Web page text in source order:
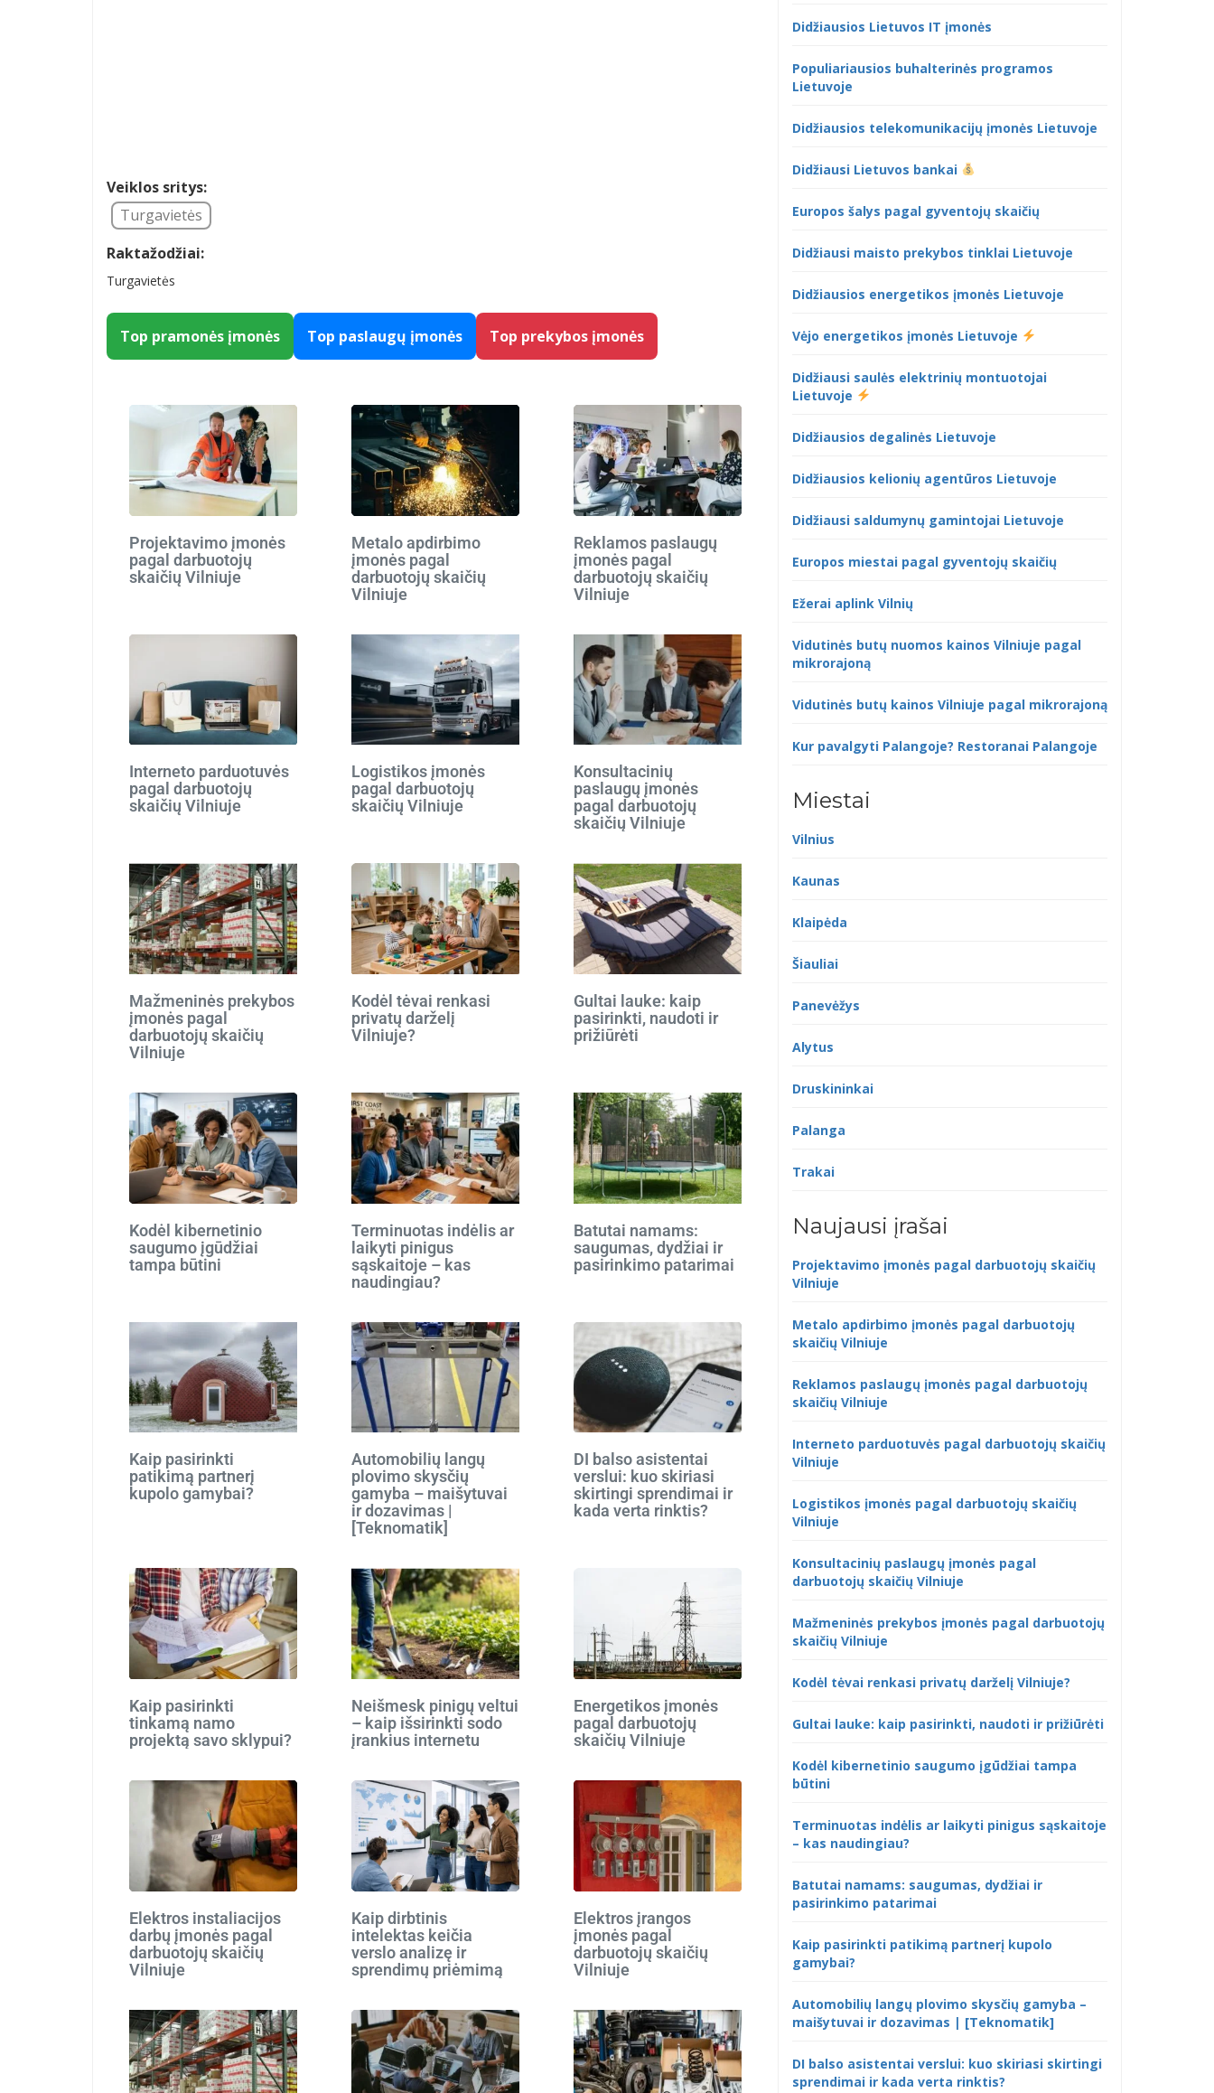
Veiklos sritys:
Turgavietės
Raktažodžiai:
Turgavietės
Top pramonės įmonės Top paslaugų įmonės Top prekybos įmonės
Projektavimo įmonės
pagal darbuotojų
skaičių Vilniuje
Metalo apdirbimo
įmonės pagal
darbuotojų skaičių
Vilniuje
Reklamos paslaugų
įmonės pagal
darbuotojų skaičių
Vilniuje
Interneto parduotuvės
pagal darbuotojų
skaičių Vilniuje
Logistikos įmonės
pagal darbuotojų
skaičių Vilniuje
Konsultacinių
paslaugų įmonės
pagal darbuotojų
skaičių Vilniuje
Mažmeninės prekybos
įmonės pagal
darbuotojų skaičių
Vilniuje
Kodėl tėvai renkasi
privatų darželį
Vilniuje?
Gultai lauke: kaip
pasirinkti, naudoti ir
prižiūrėti
Kodėl kibernetinio
saugumo įgūdžiai
tampa būtini
Terminuotas indėlis ar
laikyti pinigus
sąskaitoje – kas
naudingiau?
Batutai namams:
saugumas, dydžiai ir
pasirinkimo patarimai
Kaip pasirinkti
patikimą partnerį
kupolo gamybai?
Automobilių langų
plovimo skysčių
gamyba – maišytuvai
ir dozavimas |
[Teknomatik]
DI balso asistentai
verslui: kuo skiriasi
skirtingi sprendimai ir
kada verta rinktis?
Kaip pasirinkti
tinkamą namo
projektą savo sklypui?
Neišmesk pinigų veltui
– kaip išsirinkti sodo
įrankius internetu
Energetikos įmonės
pagal darbuotojų
skaičių Vilniuje
Elektros instaliacijos
darbų įmonės pagal
darbuotojų skaičių
Vilniuje
Kaip dirbtinis
intelektas keičia
verslo analizę ir
sprendimų priėmimą
Elektros įrangos
įmonės pagal
darbuotojų skaičių
Vilniuje
Didžiausios Lietuvos IT įmonės
Populiariausios buhalterinės programos
Lietuvoje
Didžiausios telekomunikacijų įmonės Lietuvoje
Didžiausi Lietuvos bankai
Europos šalys pagal gyventojų skaičių
Didžiausi maisto prekybos tinklai Lietuvoje
Didžiausios energetikos įmonės Lietuvoje
Vėjo energetikos įmonės Lietuvoje
Didžiausi saulės elektrinių montuotojai
Lietuvoje
Didžiausios degalinės Lietuvoje
Didžiausios kelionių agentūros Lietuvoje
Didžiausi saldumynų gamintojai Lietuvoje
Europos miestai pagal gyventojų skaičių
Ežerai aplink Vilnių
Vidutinės butų nuomos kainos Vilniuje pagal
mikrorajoną
Vidutinės butų kainos Vilniuje pagal mikrorajoną
Kur pavalgyti Palangoje? Restoranai Palangoje
Miestai
Vilnius
Kaunas
Klaipėda
Šiauliai
Panevėžys
Alytus
Druskininkai
Palanga
Trakai
Naujausi įrašai
Projektavimo įmonės pagal darbuotojų skaičių
Vilniuje
Metalo apdirbimo įmonės pagal darbuotojų
skaičių Vilniuje
Reklamos paslaugų įmonės pagal darbuotojų
skaičių Vilniuje
Interneto parduotuvės pagal darbuotojų skaičių
Vilniuje
Logistikos įmonės pagal darbuotojų skaičių
Vilniuje
Konsultacinių paslaugų įmonės pagal
darbuotojų skaičių Vilniuje
Mažmeninės prekybos įmonės pagal darbuotojų
skaičių Vilniuje
Kodėl tėvai renkasi privatų darželį Vilniuje?
Gultai lauke: kaip pasirinkti, naudoti ir prižiūrėti
Kodėl kibernetinio saugumo įgūdžiai tampa
būtini
Terminuotas indėlis ar laikyti pinigus sąskaitoje
– kas naudingiau?
Batutai namams: saugumas, dydžiai ir
pasirinkimo patarimai
Kaip pasirinkti patikimą partnerį kupolo
gamybai?
Automobilių langų plovimo skysčių gamyba –
maišytuvai ir dozavimas | [Teknomatik]
DI balso asistentai verslui: kuo skiriasi skirtingi
sprendimai ir kada verta rinktis?